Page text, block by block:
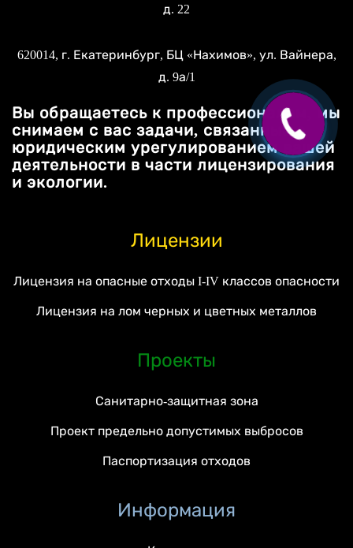
д. 22
620014, г. Екатеринбург, БЦ «Нахимов», ул. Вайнера,
д. 9а/1
Вы обращаетесь к профессионалам, мы
снимаем с вас задачи, связанные с
юридическим урегулированием вашей
деятельности в части лицензирования
и экологии.
Лицензии
Лицензия на опасные отходы I-IV классов опасности
Лицензия на лом черных и цветных металлов
Проекты
Санитарно-защитная зона
Проект предельно допустимых выбросов
Паспортизация отходов
Информация